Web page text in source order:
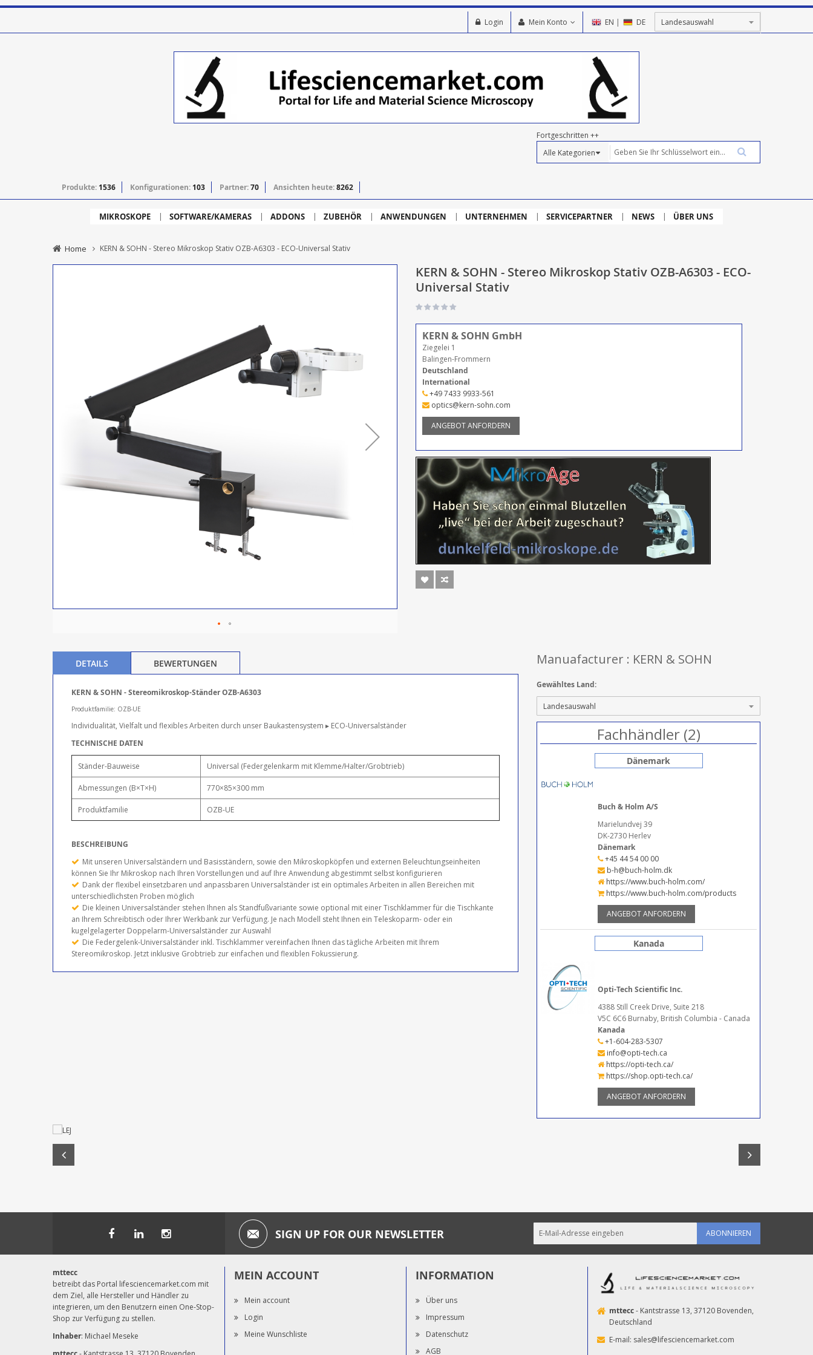
EN | DE
Mein Konto
Login
Fortgeschritten ++
Produkte: 1536 Konfigurationen: 103 Partner:70 Ansichten heute:8262
MIKROSKOPE SOFTWARE/KAMERAS ADDONS ZUBEHÖR ANWENDUNGEN UNTERNEHMEN SERVICEPARTNER NEWS ÜBER UNS
Home KERN & SOHN - Stereo Mikroskop Stativ OZB-A6303 - ECO-Universal Stativ
KERN & SOHN - Stereo Mikroskop Stativ OZB-A6303 - ECO-
Universal Stativ
KERN & SOHN GmbH
Ziegelei 1
Balingen-Frommern
Deutschland
International
+49 7433 9933-561
optics@kern-sohn.com
ANGEBOT ANFORDERN
DETAILS
KERN & SOHN - Stereomikroskop-Ständer OZB-A6303
Produktfamilie: OZB-UE
Individualität, Vielfalt und flexibles Arbeiten durch unser Baukastensystem ▸ ECO-Universalständer
TECHNISCHE DATEN
Ständer-Bauweise Universal (Federgelenkarm mit Klemme/Halter/Grobtrieb)
Abmessungen (B×T×H) 770×85×300 mm
Produktfamilie OZB-UE
BESCHREIBUNG
Mit unseren Universalständern und Basisständern, sowie den Mikroskopköpfen und externen Beleuchtungseinheiten
können Sie Ihr Mikroskop nach Ihren Vorstellungen und auf Ihre Anwendung abgestimmt selbst konfigurieren
Dank der flexibel einsetzbaren und anpassbaren Universalständer ist ein optimales Arbeiten in allen Bereichen mit
unterschiedlichsten Proben möglich
Die kleinen Universalständer stehen Ihnen als Standfußvariante sowie optional mit einer Tischklammer für die Tischkante
an Ihrem Schreibtisch oder Ihrer Werkbank zur Verfügung. Je nach Modell steht Ihnen ein Teleskoparm- oder ein
kugelgelagerter Doppelarm-Universalständer zur Auswahl
Die Federgelenk-Universalständer inkl. Tischklammer vereinfachen Ihnen das tägliche Arbeiten mit Ihrem
Stereomikroskop. Jetzt inklusive Grobtrieb zur einfachen und flexiblen Fokussierung.
BEWERTUNGEN Manuafacturer : KERN & SOHN
Gewähltes Land:
Fachhändler (2)
Dänemark
Buch & Holm A/S
Marielundvej 39
DK-2730 Herlev
Dänemark
+45 44 54 00 00
b-h@buch-holm.dk
https://www.buch-holm.com/
https://www.buch-holm.com/products
ANGEBOT ANFORDERN
Kanada
Opti-Tech Scientific Inc.
4388 Still Creek Drive, Suite 218
V5C 6C6 Burnaby, British Columbia - Canada
Kanada
+1-604-283-5307
info@opti-tech.ca
https://opti-tech.ca/
https://shop.opti-tech.ca/
ANGEBOT ANFORDERN
SIGN UP FOR OUR NEWSLETTER ABONNIEREN
mttecc
betreibt das Portal lifesciencemarket.com mit
dem Ziel, alle Hersteller und Händler zu
integrieren, um den Benutzern einen One-Stop-
Shop zur Verfügung zu stellen.
Inhaber: Michael Meseke
MEIN ACCOUNT
Mein account
Login
Meine Wunschliste
INFORMATION
Über uns
Impressum
Datenschutz
AGB
mttecc- Kantstrasse 13, 37120 Bovenden,
Deutschland
E-mail: sales@lifesciencemarket.com